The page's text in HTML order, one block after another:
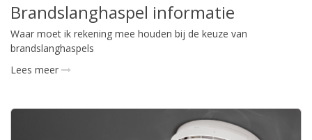
Brandslanghaspel informatie
Waar moet ik rekening mee houden bij de keuze van
brandslanghaspels
Lees meer